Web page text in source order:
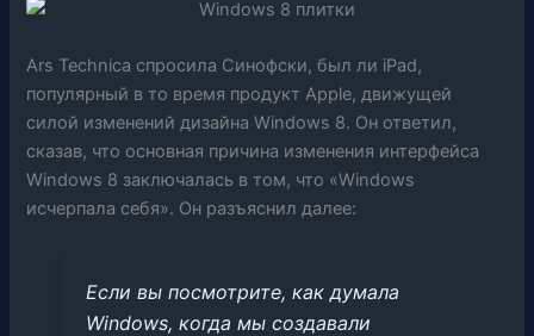
Ars Technica спросила Синофски, был ли iPad,
популярный в то время продукт Apple, движущей
силой изменений дизайна Windows 8. Он ответил,
сказав, что основная причина изменения интерфейса
Windows 8 заключалась в том, что «Windows
исчерпала себя». Он разъяснил далее:
Если вы посмотрите, как думала
Windows, когда мы создавали